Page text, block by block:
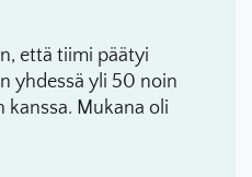
että tiimi päätyi
yhdessä yli 50 noin
kanssa. Mukana oli